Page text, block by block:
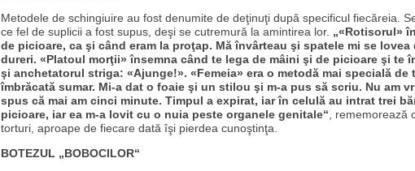
Metodele de schingiuire au fost denumite de deţinuţi după specificul fiecăreia.
ce fel de suplicii a fost supus, deşi se cutremură la amintirea lor. „«Rotisorul»
de picioare, ca şi când eram la proţap. Mă învârteau şi spatele mi se
dureri. «Platoul morţii» însemna când te lega de mâini şi de picioare şi te
şi anchetatorul striga: «Ajunge!». «Femeia» era o metodă mai specială
îmbrăcată sumar. Mi-a dat o foaie şi un stilou şi m-a pus să scriu. Nu am
spus că mai am cinci minute. Timpul a expirat, iar în celulă au intrat trei
picioare, iar ea m-a lovit cu o nuia peste organele genitale“ ,
torturi, aproape de fiecare dată îşi pierdea cunoştinţa.
BOTEZUL „BOBOCILOR“